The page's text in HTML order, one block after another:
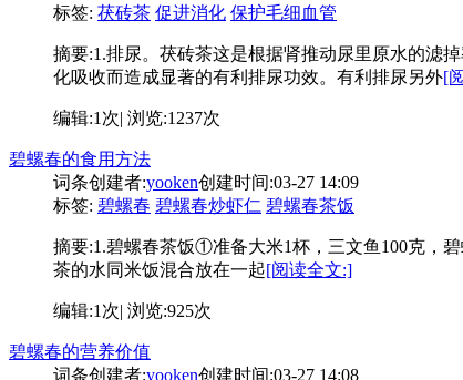
标签: 茯砖茶 促进消化 保护毛细血管
摘要:1.排尿。茯砖茶这是根据肾推动尿里原水的滤
化吸收而造成显著的有利排尿功效。有利排尿另外[
编辑:1次| 浏览:1237次
碧螺春的食用方法
词条创建者:yooken创建时间:03-27 14:09
标签: 碧螺春 碧螺春炒虾仁 碧螺春茶饭
摘要:1.碧螺春茶饭①准备大米1杯，三文鱼100克，
茶的水同米饭混合放在一起[阅读全文:]
编辑:1次| 浏览:925次
碧螺春的营养价值
词条创建者:yooken创建时间:03-27 14:08